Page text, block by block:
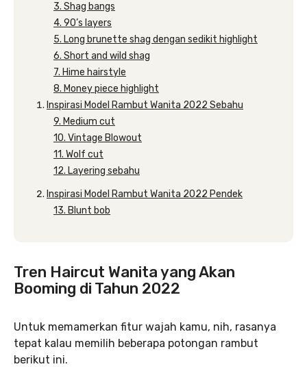
3. Shag bangs
4. 90’s layers
5. Long brunette shag dengan sedikit highlight
6. Short and wild shag
7. Hime hairstyle
8. Money piece highlight
Inspirasi Model Rambut Wanita 2022 Sebahu
9. Medium cut
10. Vintage Blowout
11. Wolf cut
12. Layering sebahu
Inspirasi Model Rambut Wanita 2022 Pendek
13. Blunt bob
Tren Haircut Wanita yang Akan
Booming di Tahun 2022
Untuk memamerkan fitur wajah kamu, nih, rasanya
tepat kalau memilih beberapa potongan rambut
berikut ini.